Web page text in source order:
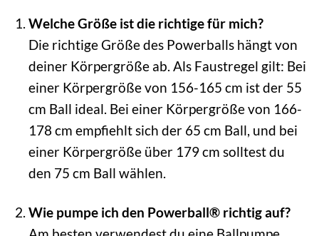
Welche Größe ist die richtige für mich?
Die richtige Größe des Powerballs hängt von
deiner Körpergröße ab. Als Faustregel gilt: Bei
einer Körpergröße von 156-165 cm ist der 55
cm Ball ideal. Bei einer Körpergröße von 166-
178 cm empfiehlt sich der 65 cm Ball, und bei
einer Körpergröße über 179 cm solltest du
den 75 cm Ball wählen.
Wie pumpe ich den Powerball® richtig auf?